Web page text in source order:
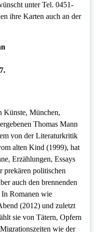
unter Tel. 0451-
ihre Karten auch an der
Künste, München,
Thomas Mann
von der Literaturkritik
alten Kind (1999), hat
Erzählungen, Essays
prekären politischen
auch den brennenden
In Romanen wie
(2012) und zuletzt
sie von Tätern, Opfern
wie der